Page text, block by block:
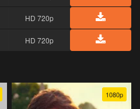
HD 720p
HD 720p
1080p